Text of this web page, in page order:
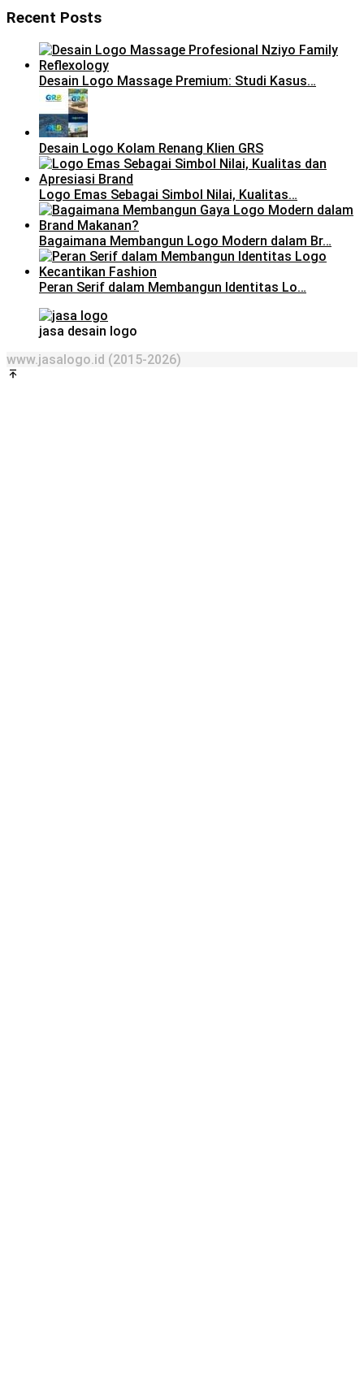
Recent Posts
Desain Logo Massage Premium: Studi Kasus…
Desain Logo Kolam Renang Klien GRS
Logo Emas Sebagai Simbol Nilai, Kualitas…
Bagaimana Membangun Logo Modern dalam Br…
Peran Serif dalam Membangun Identitas Lo…
jasa desain logo
www.jasalogo.id (2015-2026)